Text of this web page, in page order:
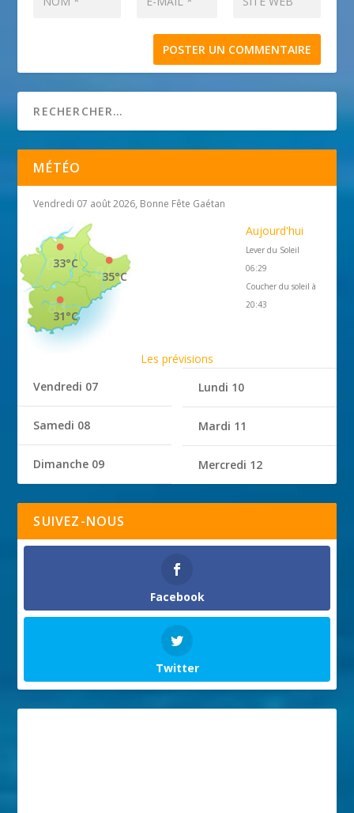
MÉTÉO
Vendredi 07 août 2026, Bonne Fête Gaétan
35°C
33°C
31°C
Aujourd'hui
Lever du Soleil
06:29
Coucher du soleil à
20:43
Les prévisions
Vendredi 07
Samedi 08
Dimanche 09
Lundi 10
Mardi 11
Mercredi 12
SUIVEZ-NOUS
Facebook
Twitter